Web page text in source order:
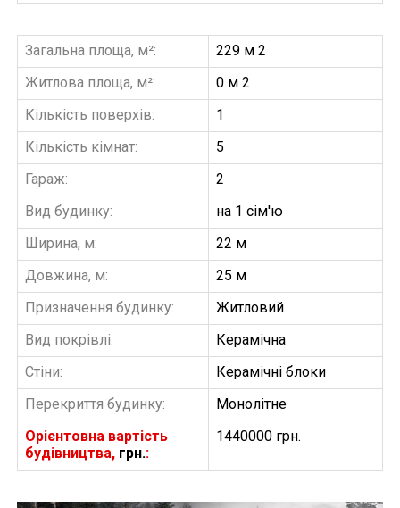
Загальна площа, м²:
229 м 2
Житлова площа, м²:
0 м 2
Кількість поверхів:
1
Кількість кімнат:
5
Гараж:
2
Вид будинку:
на 1 сім'ю
Ширина, м:
22 м
Довжина, м:
25 м
Призначення будинку:
Житловий
Вид покрівлі:
Керамічна
Стіни:
Керамічні блоки
Перекриття будинку:
Монолітне
Орієнтовна вартість
будівництва, грн.:
1440000 грн.